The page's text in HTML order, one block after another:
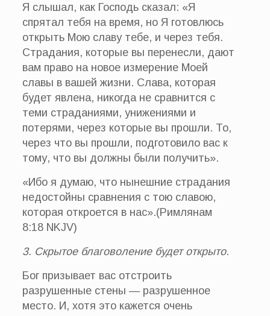
Я слышал, как Господь сказал: «Я
спрятал тебя на время, но Я готовлюсь
открыть Мою славу тебе, и через тебя.
Страдания, которые вы перенесли, дают
вам право на новое измерение Моей
славы в вашей жизни. Слава, которая
будет явлена, никогда не сравнится с
теми страданиями, унижениями и
потерями, через которые вы прошли. То,
через что вы прошли, подготовило вас к
тому, что вы должны были получить».
«Ибо я думаю, что нынешние страдания
недостойны сравнения с тою славою,
которая откроется в нас».(Римлянам
8:18 NKJV)
3. Скрытое благоволение будет открыто.
Бог призывает вас отстроить
разрушенные стены — разрушенное
место. И, хотя это кажется очень